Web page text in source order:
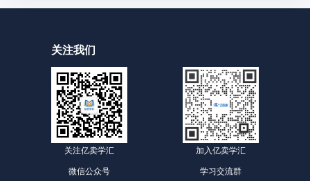
关注我们
关注亿卖学汇
微信公众号
加入亿卖学汇
学习交流群